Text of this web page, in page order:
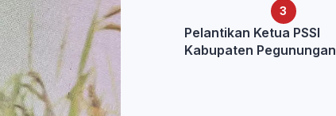
Pelantikan Ketua PSSI
Kabupaten Pegunungan